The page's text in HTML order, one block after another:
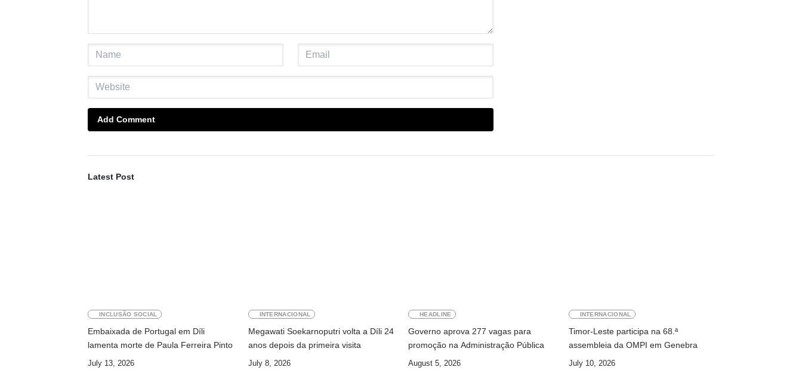
Add Comment
Latest Post
INCLUSÃO SOCIAL
Embaixada de Portugal em Díli
lamenta morte de Paula Ferreira Pinto
July 13, 2026
INTERNACIONAL
Megawati Soekarnoputri volta a Díli 24
anos depois da primeira visita
July 8, 2026
HEADLINE
Governo aprova 277 vagas para
promoção na Administração Pública
August 5, 2026
INTERNACIONAL
Timor-Leste participa na 68.ª
assembleia da OMPI em Genebra
July 10, 2026